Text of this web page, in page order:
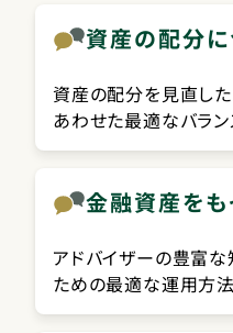
資産の配分
資産の配分を見直し
あわせた最適なバラン
金融資産をも
アドバイザーの豊富
ための最適な運用方